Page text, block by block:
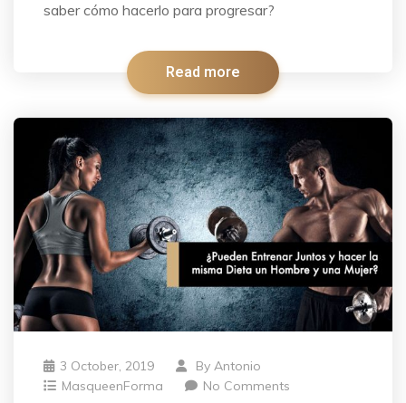
saber cómo hacerlo para progresar?
Read more
3 October, 2019 By Antonio
MasqueenForma
No Comments